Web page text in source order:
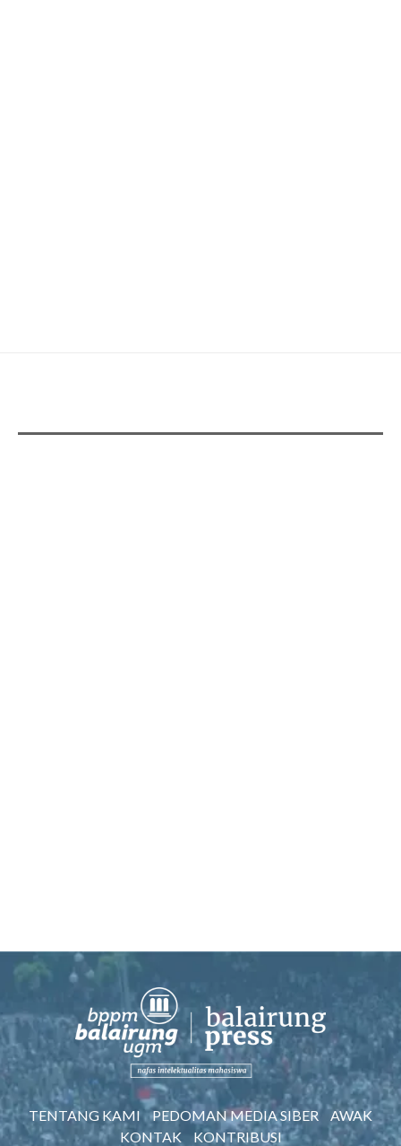
TENTANG KAMI PEDOMAN MEDIA SIBER
AWAK
KONTAK
KONTRIBUSI